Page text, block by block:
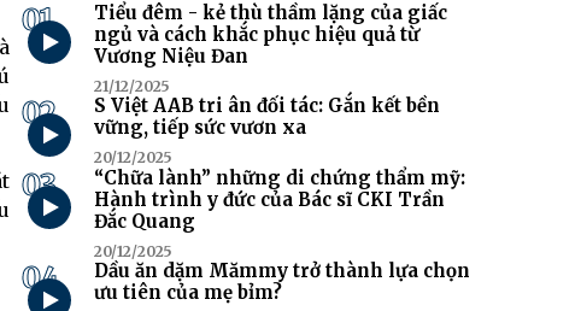
01
Tiểu đêm - kẻ thù thầm lặng của giấc
ngủ và cách khắc phục hiệu quả từ
Vương Niệu Đan
21/12/2025
02
S Việt AAB tri ân đối tác: Gắn kết bền
vững, tiếp sức vươn xa
20/12/2025
03
“Chữa lành” những di chứng thẩm mỹ:
Hành trình y đức của Bác sĩ CKI Trần
Đắc Quang
20/12/2025
04
Dầu ăn dặm Mămmy trở thành lựa chọn
ưu tiên của mẹ bỉm?